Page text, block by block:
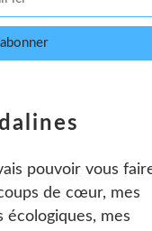
pouvoir vous
de cœur, mes
écologiques, mes